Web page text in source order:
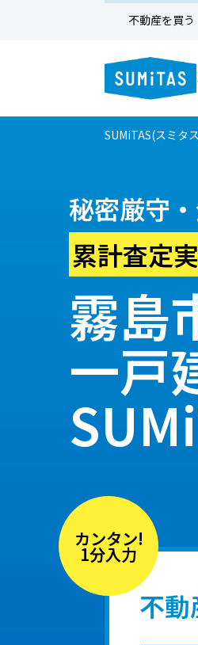
不動産を買う
SUMiTAS(スミタ
秘密厳守
累計査定
霧島
一戸
カンタン!
1分入力
不動